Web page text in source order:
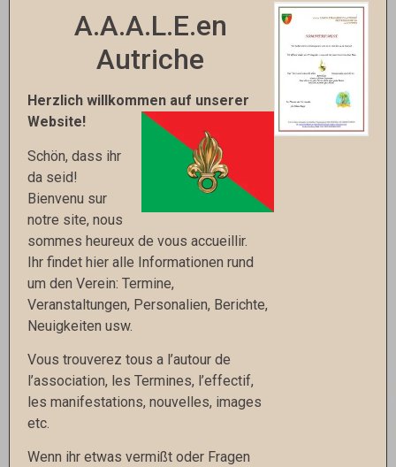
A.A.A.L.E.en
Autriche
Herzlich willkommen auf unserer
Website!
Schön, dass ihr
da seid!
Bienvenu sur
notre site, nous
sommes heureux de vous accueillir.
Ihr findet hier alle Informationen rund
um den Verein: Termine,
Veranstaltungen, Personalien, Berichte,
Neuigkeiten usw.
Vous trouverez tous a l’autour de
l’association, les Termines, l’effectif,
les manifestations, nouvelles, images
etc.
Wenn ihr etwas vermißt oder Fragen